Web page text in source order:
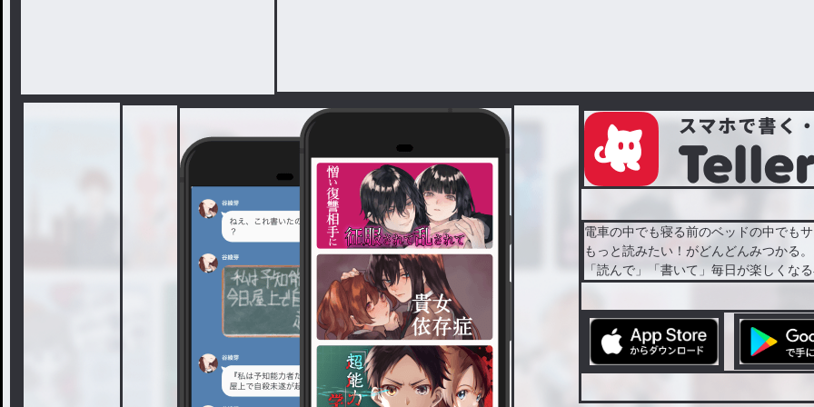
電車の中でも寝る前のベッドの中でも
もっと読みたい！がどんどんみつかる。
「読んで」「書いて」毎日が楽しくな